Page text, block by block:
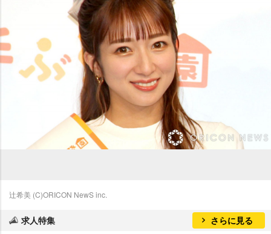
辻希美 (C)ORICON NewS inc.
求人特集 さらに見る